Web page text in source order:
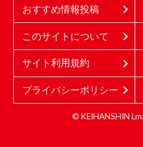
おすすめ情報投稿
このサイトについて
サイト利用規約
プライバシーポリシー
© KEIHANSHIN